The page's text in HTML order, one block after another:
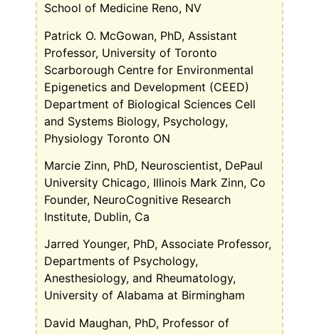
School of Medicine Reno, NV
Patrick O. McGowan, PhD, Assistant
Professor, University of Toronto
Scarborough Centre for Environmental
Epigenetics and Development (CEED)
Department of Biological Sciences Cell
and Systems Biology, Psychology,
Physiology Toronto ON
Marcie Zinn, PhD, Neuroscientist, DePaul
University Chicago, Illinois Mark Zinn, Co
Founder, NeuroCognitive Research
Institute, Dublin, Ca
Jarred Younger, PhD, Associate Professor,
Departments of Psychology,
Anesthesiology, and Rheumatology,
University of Alabama at Birmingham
David Maughan, PhD, Professor of